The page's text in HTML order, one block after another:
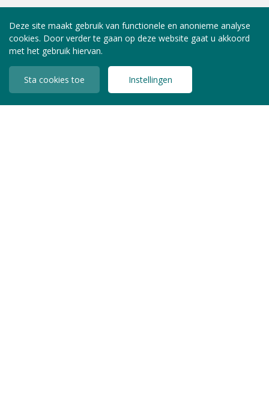
Deze site maakt gebruik van functionele en anonieme analyse
cookies. Door verder te gaan op deze website gaat u akkoord
met het gebruik hiervan.
Sta cookies toe Instellingen